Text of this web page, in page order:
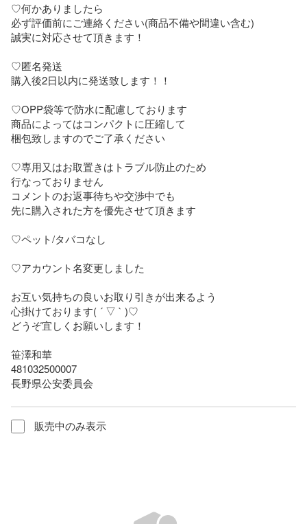
♡何かありましたら
必ず評価前にご連絡ください(商品不備や間違い含む)
誠実に対応させて頂きます！
♡匿名発送
購入後2日以内に発送致します！！
♡OPP袋等で防水に配慮しております
商品によってはコンパクトに圧縮して
梱包致しますのでご了承ください
♡専用又はお取置きはトラブル防止のため
行なっておりません
コメントのお返事待ちや交渉中でも
先に購入された方を優先させて頂きます
♡ペット/タバコなし
♡アカウント名変更しました
お互い気持ちの良いお取り引きが出来るよう
心掛けております( ´ ▽ ` )♡
どうぞ宜しくお願いします！
笹澤和華
481032500007
長野県公安委員会
販売中のみ表示